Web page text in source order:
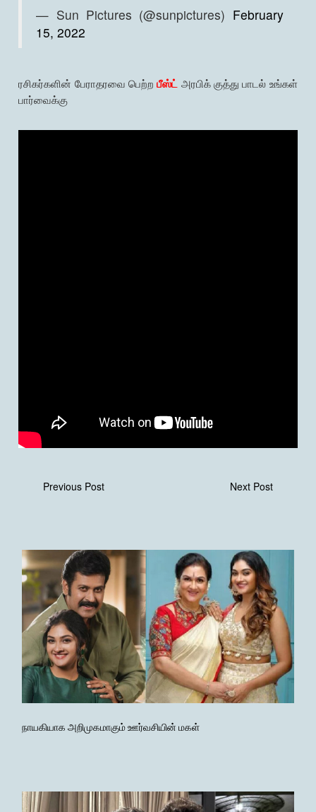
— Sun Pictures (@sunpictures) February
15, 2022
ரசிகர்களின் பேராதரவை பெற்றபீஸ்ட் அரபிக் குத்து பாடல் உங்கள்
பார்வைக்கு
Previous Post Next Post
நாயகியாக அறிமுகமாகும் ஊர்வசியின் மகள்